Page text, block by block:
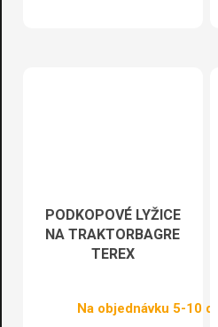
PODKOPOVÉ LYŽICE
NA TRAKTORBAGRE
TEREX
Na objednávku 5-10 dní